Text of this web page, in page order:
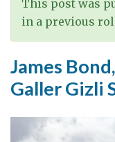
This post was
in a previous
James
Galler Gizli